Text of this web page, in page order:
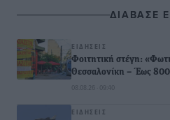
ΔΙΑΒΑΣΕ
ΕΙΔΉΣΕΙΣ
Φοιτητική στέγη:
Θεσσαλονίκη – Έως
08.08.26 · 09:40
ΕΙΔΉΣΕΙΣ